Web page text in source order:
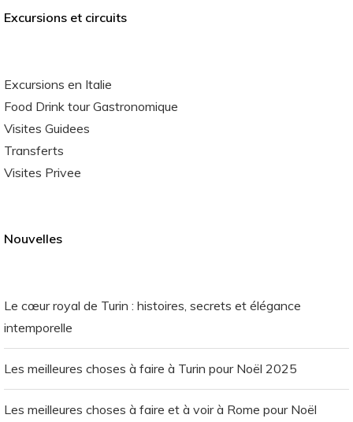
Excursions et circuits
Excursions en Italie
Food Drink tour Gastronomique
Visites Guidees
Transferts
Visites Privee
Nouvelles
Le cœur royal de Turin : histoires, secrets et élégance
intemporelle
Les meilleures choses à faire à Turin pour Noël 2025
Les meilleures choses à faire et à voir à Rome pour Noël